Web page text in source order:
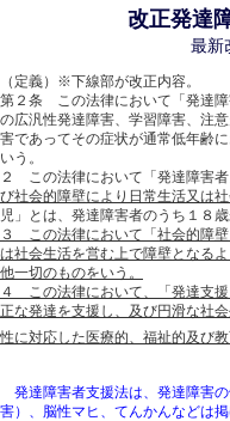
改正発達
最新
（定義）※下線部が改正内容。
第２条 この法律において「発達
の広汎性発達障害、学習障害、注
害であってその症状が通常低年齢
いう。
２ この法律において「発達障害者
び社会的障壁により日常生活又は
児」とは、発達障害者のうち１８歳
３ この法律において「社会的障
は社会生活を営む上で障壁となる
他一切のものをいう。
４ この法律において、「発達支
正な発達を支援し、及び円滑な社
性に対応した医療的、福祉的及び教
発達障害者支援法は、発達障害
害）、脳性マヒ、てんかんなどは